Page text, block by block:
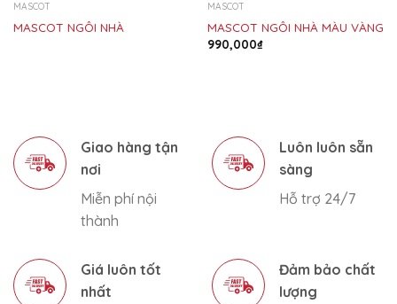
MASCOT
MASCOT NGÔI NHÀ
MASCOT
MASCOT NGÔI NHÀ MÀU VÀNG
990,000₫
Giao hàng tận
nơi
Miễn phí nội
thành
Luôn luôn sẵn
sàng
Hỗ trợ 24/7
Giá luôn tốt
nhất
Đảm bảo chất
lượng